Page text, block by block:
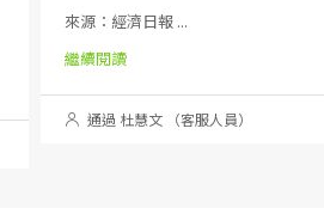
來源：經濟日報 ...
繼續閱讀
通過 杜慧文 （客服人員）